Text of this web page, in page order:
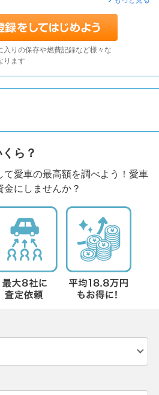
入りの保存や燃費記録など様々な
ります
ら？
て愛車の最高額を調べよう！愛車
にしませんか？